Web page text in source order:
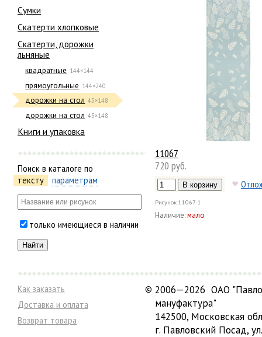
Сумки
Скатерти хлопковые
Скатерти, дорожки
льняные
квадратные 144×144
прямоугольные 144×240
дорожки на стол 45×148
дорожки на стол 45×148
Книги и упаковка
Поиск в каталоге по
тексту
параметрам
только имеющиеся в наличии
11067
720 руб.
Рисунок 11067-1
Наличие:мало
Как заказать
Доставка и оплата
Возврат товара
© 2006—2026 ОАО
мануфактура"
142500, Московская
г. Павловский Посад,